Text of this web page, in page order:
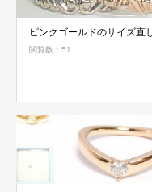
ピンクゴールドのサイズ直
閲覧数：51